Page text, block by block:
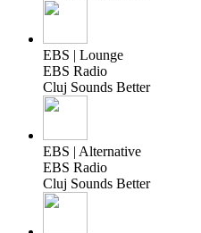
EBS | Lounge
EBS Radio
Cluj Sounds Better
EBS | Alternative
EBS Radio
Cluj Sounds Better